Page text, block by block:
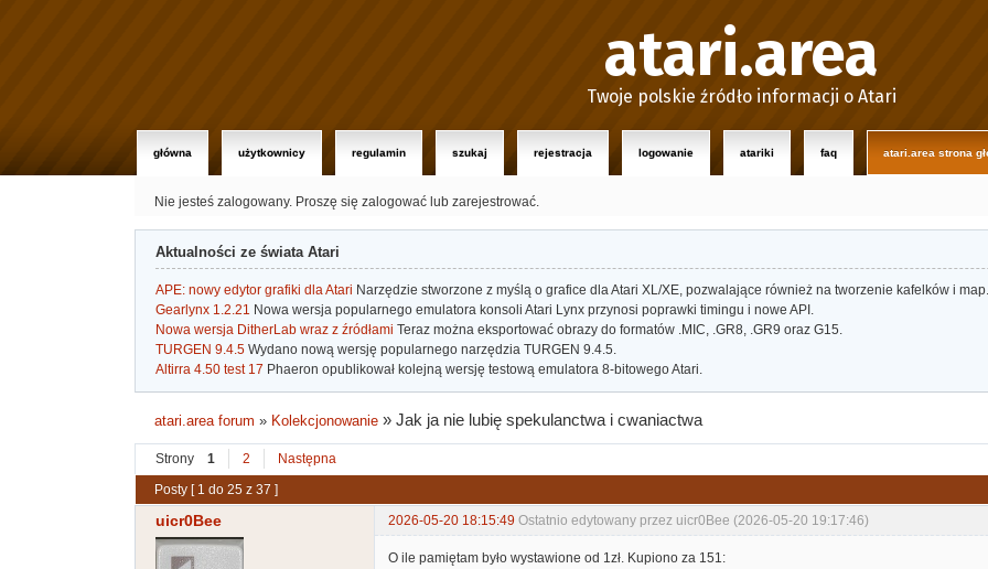
atari.area
Twoje polskie źródło informacji o Atari
główna użytkownicy regulamin szukaj rejestracja logowanie atariki faq atari.area strona
Nie jesteś zalogowany. Proszę się zalogować lub zarejestrować.
Aktualności ze świata Atari
APE: nowy edytor grafiki dla Atari Narzędzie stworzone z myślą o grafice dla Atari XL/XE, pozwalające również na tworzenie kafelków i map.
Gearlynx 1.2.21 Nowa wersja popularnego emulatora konsoli Atari Lynx przynosi poprawki timingu i nowe API.
Nowa wersja DitherLab wraz z źródłami Teraz można eksportować obrazy do formatów .MIC, .GR8, .GR9 oraz G15.
TURGEN 9.4.5 Wydano nową wersję popularnego narzędzia TURGEN 9.4.5.
Altirra 4.50 test 17 Phaeron opublikował kolejną wersję testową emulatora 8-bitowego Atari.
atari.area forum » Kolekcjonowanie »Jak ja nie lubię spekulanctwa i cwaniactwa
Strony 1 2
Następna
Posty [ 1 do 25 z 37 ]
uicr0Bee 2026-05-20 18:15:49 Ostatnio edytowany przez uicr0Bee (2026-05-20 19:17:46)
O ile pamiętam było wystawione od 1zł. Kupiono za 151: